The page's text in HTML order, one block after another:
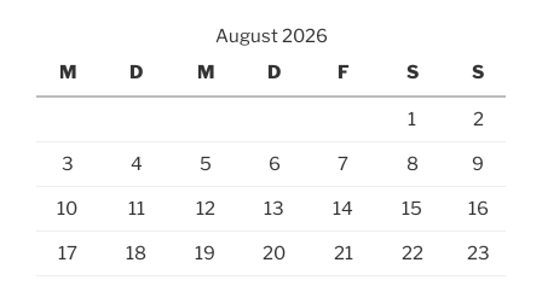
August 2026
M
D M D F S S
1 2
3 4 5 6 7 8 9
10 11 12 13 14 15 16
17 18 19 20 21 22 23